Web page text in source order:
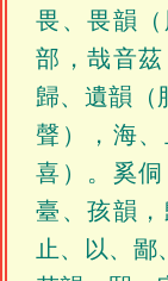
畏、畏韻
部，哉音茲
歸、遺韻（
聲），海
喜）。奚侗
臺、孩韻，
止、以、鄙